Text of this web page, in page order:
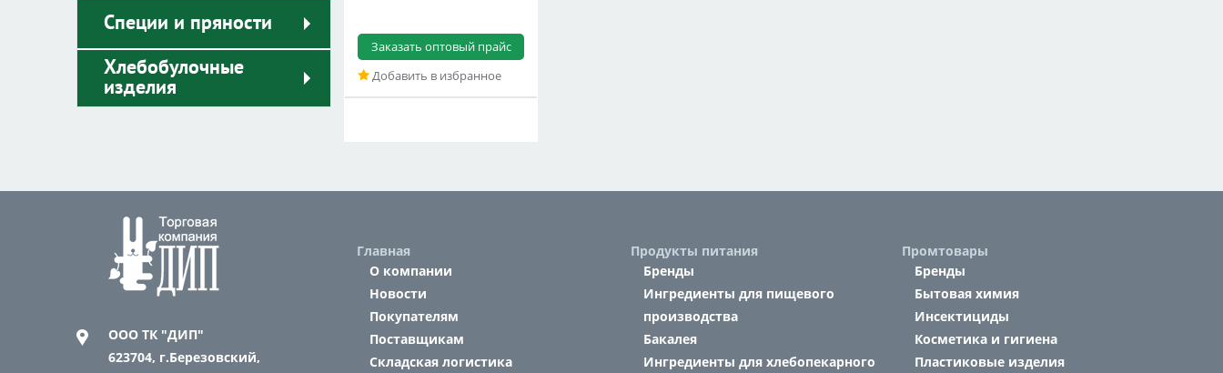
Специи и пряности
Хлебобулочные
изделия
Заказать оптовый прайс
Добавить в избранное
ООО ТК "ДИП"
623704, г.Березовский,
Главная
О компании
Новости
Покупателям
Поставщикам
Складская логистика
Продукты питания
Бренды
Ингредиенты для пищевого
производства
Бакалея
Ингредиенты для хлебопекарного
Промтовары
Бренды
Бытовая химия
Инсектициды
Косметика и гигиена
Пластиковые изделия